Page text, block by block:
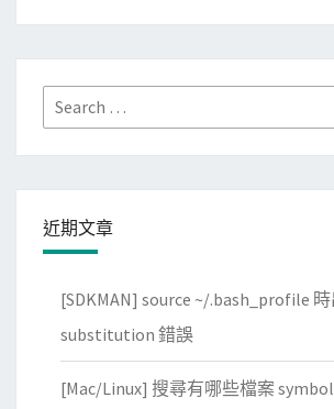
G
案
，
6
量
前
三
Search
for:
近期文章
[SDKMAN] source ~/.bash_profile
substitution 錯誤
[Mac/Linux] 搜尋有哪些檔案